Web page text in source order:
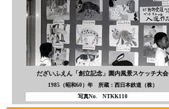
だざいふえん「創立記念」園内風景スケッチ大会
1985（昭和60）年 所蔵：西日本鉄道（株）
写真No. NTKK110